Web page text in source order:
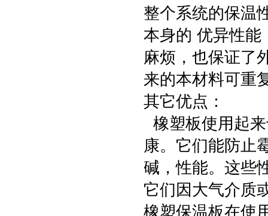
整个系统的保温
本身的 优异性能
麻烦，也保证了
来的本材料可重
其它优点：
橡塑板使用起
康。它们能防止
碱，性能。这些
它们因大气介质
橡塑保温板在使